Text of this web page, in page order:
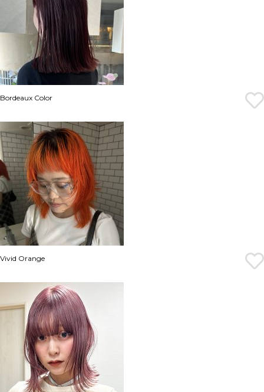
Bordeaux Color
Vivid Orange